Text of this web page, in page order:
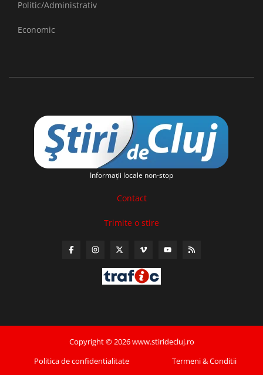
Politic/Administrativ
Economic
Informaţii locale non-stop
Contact
Trimite o stire
Copyright © 2026 www.stiridecluj.ro
Politica de confidentialitate
Termeni & Conditii